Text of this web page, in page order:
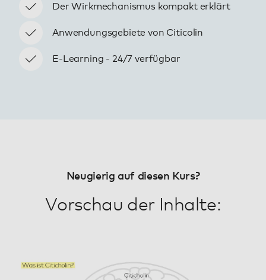
Der Wirkmechanismus kompakt erklärt
Anwendungsgebiete von Citicolin
E-Learning - 24/7 verfügbar
Neugierig auf diesen Kurs?
Vorschau der Inhalte: